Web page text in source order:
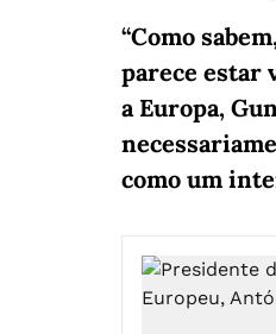
“Como
parece estar
a Europa,
como um